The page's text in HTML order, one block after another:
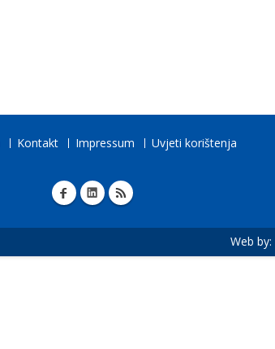
Kontakt Impressum Uvjeti korištenja
Web by: